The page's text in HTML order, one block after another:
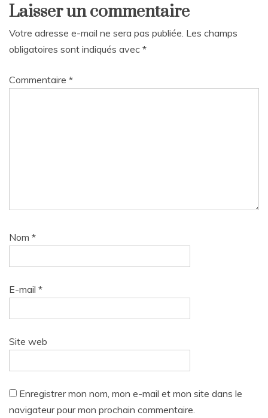
Laisser un commentaire
Votre adresse e-mail ne sera pas publiée. Les champs
obligatoires sont indiqués avec *
Commentaire *
Nom *
E-mail *
Site web
Enregistrer mon nom, mon e-mail et mon site dans le
navigateur pour mon prochain commentaire.